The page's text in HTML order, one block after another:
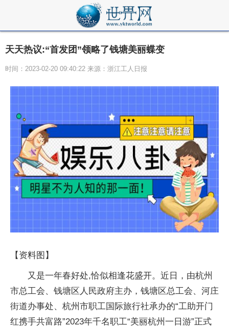
天天热议:“首发团”领略了钱塘美丽蝶变
时间：2023-02-20 09:40:22 来源：浙江工人日报
【资料图】
又是一年春好处,恰似相逢花盛开。近日，由杭州
市总工会、钱塘区人民政府主办，钱塘区总工会、河庄
街道办事处、杭州市职工国际旅行社承办的“工助开门
红携手共富路”2023年千名职工“美丽杭州一日游”正式